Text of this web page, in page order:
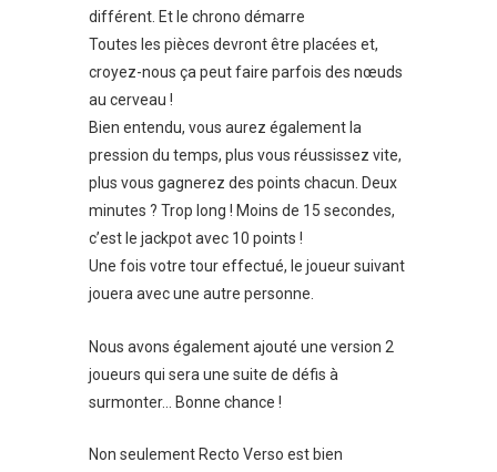
différent. Et le chrono démarre
Toutes les pièces devront être placées et,
croyez-nous ça peut faire parfois des nœuds
au cerveau !
Bien entendu, vous aurez également la
pression du temps, plus vous réussissez vite,
plus vous gagnerez des points chacun. Deux
minutes ? Trop long ! Moins de 15 secondes,
c’est le jackpot avec 10 points !
Une fois votre tour effectué, le joueur suivant
jouera avec une autre personne.
Nous avons également ajouté une version 2
joueurs qui sera une suite de défis à
surmonter… Bonne chance !
Non seulement Recto Verso est bien